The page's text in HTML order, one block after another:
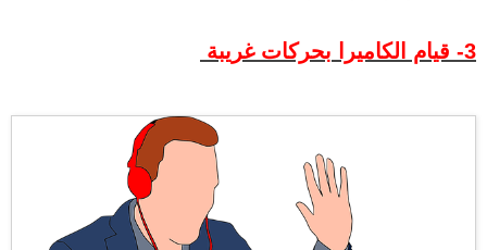
3- قيام الكاميرا بحركات غريبة